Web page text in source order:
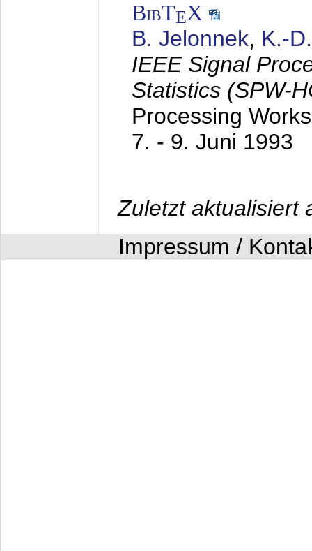
BibTEX
B. Jelonnek, K.-
IEEE Signal
Statistics (SPW-
Processing
7. - 9. Juni 1993
Zuletzt aktualisiert
Impressum /